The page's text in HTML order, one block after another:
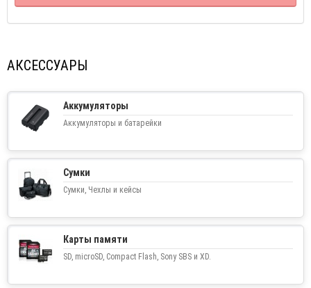
АКСЕССУАРЫ
Аккумуляторы
Аккумуляторы и батарейки
Сумки
Сумки, Чехлы и кейсы
Карты памяти
SD, microSD, Compact Flash, Sony SBS и XD.